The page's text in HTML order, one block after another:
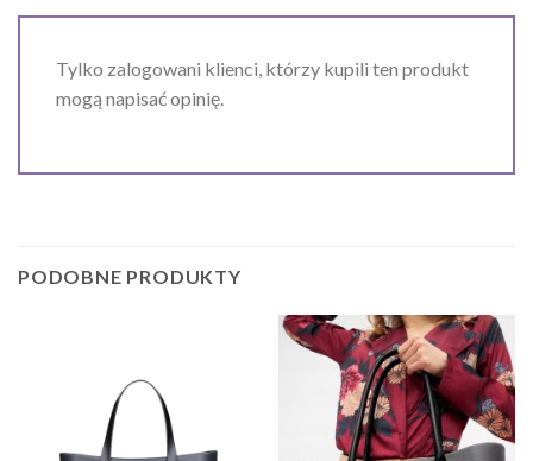
Tylko zalogowani klienci, którzy kupili ten produkt
mogą napisać opinię.
PODOBNE PRODUKTY